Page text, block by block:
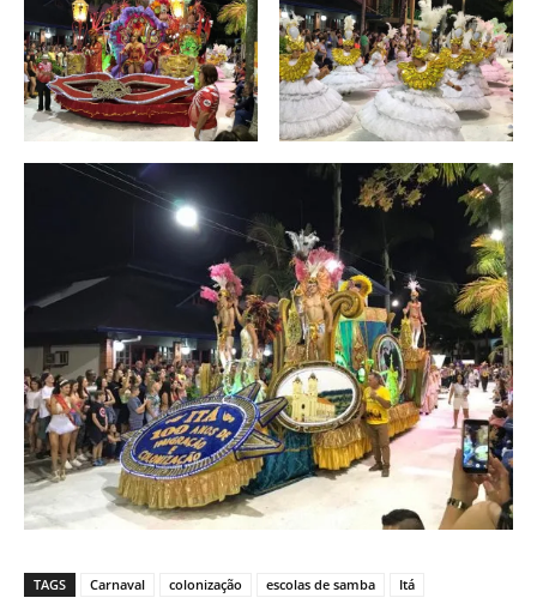
TAGS Carnaval colonização escolas de samba Itá